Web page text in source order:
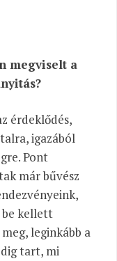
megviselt a
érdeklődés,
igazából
Pont
már bűvész
kellett
leginkább a
tart, mi